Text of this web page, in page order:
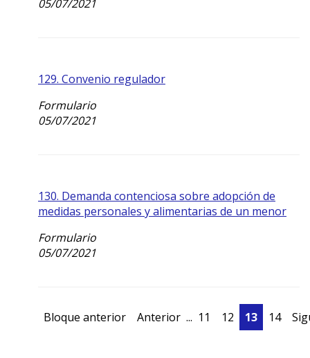
05/07/2021
129. Convenio regulador
Formulario
05/07/2021
130. Demanda contenciosa sobre adopción de
medidas personales y alimentarias de un menor
Formulario
05/07/2021
Bloque anterior Anterior ... 11 12 13 14